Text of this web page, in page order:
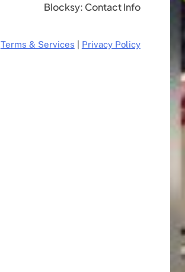
Blocksy: Contact Info
Terms & Services Privacy Policy